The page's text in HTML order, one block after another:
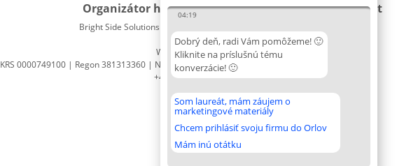
04:19
Dobrý deň, radi Vám pomôžeme! 🙂
Kliknite na príslušnú tému
konverzácie! 🙂
Som laureát, mám záujem o
marketingové materiály
Chcem prihlásiť svoju firmu do Orlov
Mám inú otátku
Organizátor hodnotenia
Bright Side Solutions sp. z o. o. sp. k.
ul. Ruska 22
Wrocław 50-079
KRS 0000749100 | Regon 381313360 | NIP 8943132676
+48 508 492 400
Hodnotenie
Lista
wszystkich
Podmienky
podmienky
Zásady
ochrany
údajov
Kontakt